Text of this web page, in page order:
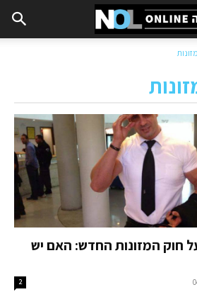
חוק המזונות החדש: האם יש
2